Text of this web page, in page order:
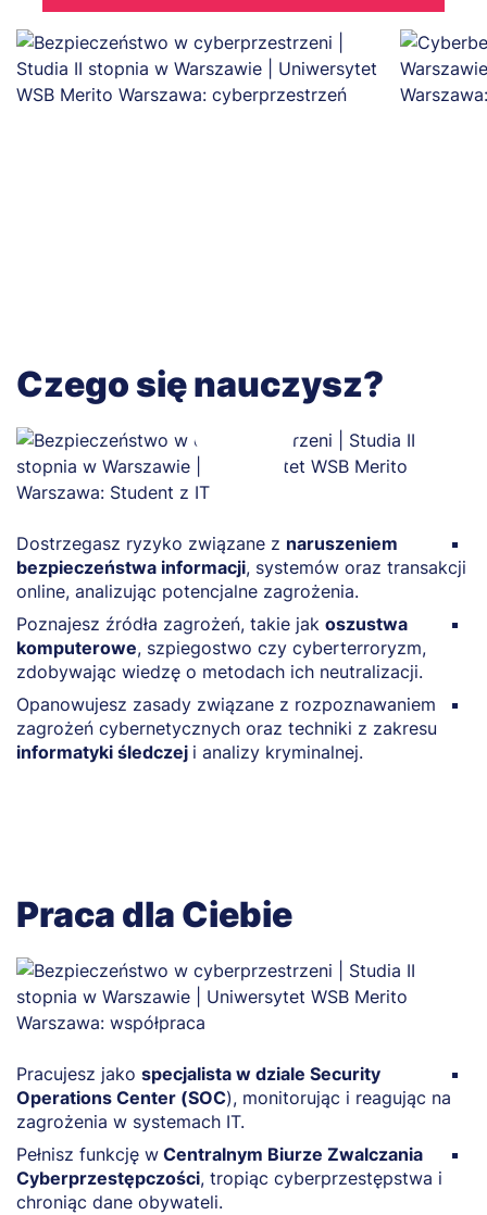
Czego się nauczysz?
Dostrzegasz ryzyko związane z naruszeniem
bezpieczeństwa informacji, systemów oraz transakcji
online, analizując potencjalne zagrożenia.
Poznajesz źródła zagrożeń, takie jak oszustwa
komputerowe, szpiegostwo czy cyberterroryzm,
zdobywając wiedzę o metodach ich neutralizacji.
Opanowujesz zasady związane z rozpoznawaniem
zagrożeń cybernetycznych oraz techniki z zakresu
informatyki śledczej i analizy kryminalnej.
Praca dla Ciebie
Pracujesz jako specjalista w dziale Security
Operations Center (SOC), monitorując i reagując na
zagrożenia w systemach IT.
Pełnisz funkcję w Centralnym Biurze Zwalczania
Cyberprzestępczości, tropiąc cyberprzestępstwa i
chroniąc dane obywateli.